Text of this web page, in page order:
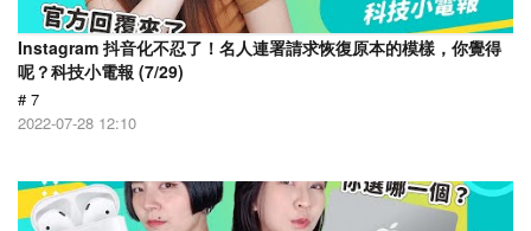
Instagram 抖音化不忍了！名人連署請求恢復原本的模樣，你覺得
呢？科技小電報 (7/29)
# 7
2022-07-28 12:10